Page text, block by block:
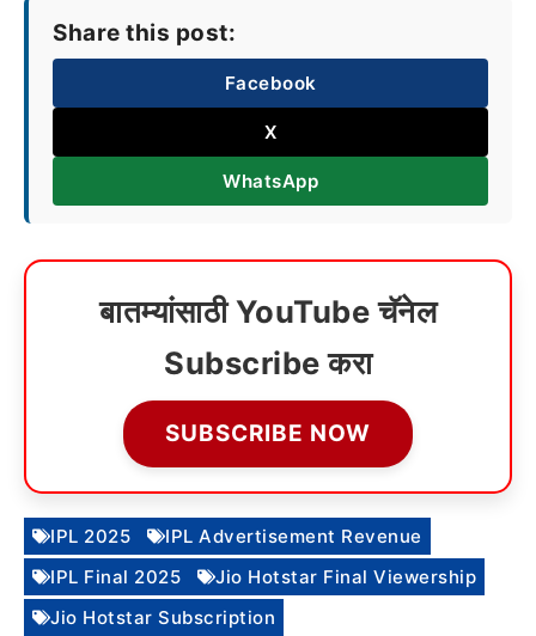
Share this post:
Facebook
X
WhatsApp
बातम्यांसाठी YouTube चॅनेल
Subscribe करा
SUBSCRIBE NOW
IPL 2025
IPL Advertisement Revenue
IPL Final 2025
Jio Hotstar Final Viewership
Jio Hotstar Subscription